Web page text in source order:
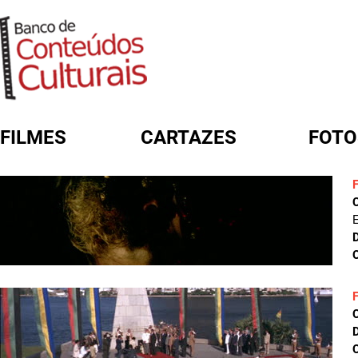
FILMES CARTAZES
FORMULÁRIO DE BUSCA